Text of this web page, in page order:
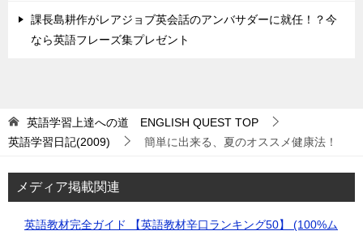
課長島耕作がレアジョブ英会話のアンバサダーに就任！？今
なら英語フレーズ集プレゼント
英語学習上達への道 ENGLISH QUEST TOP
英語学習日記(2009)
簡単に出来る、夏のオススメ健康法！
メディア掲載関連
英語教材完全ガイド 【英語教材辛口ランキング50】 (100%ム